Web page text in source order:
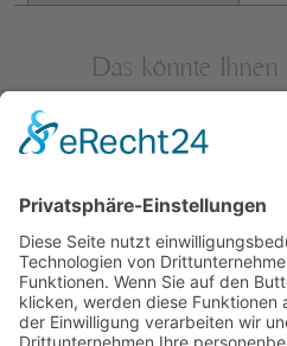
Das könnte
IMPRESSUM